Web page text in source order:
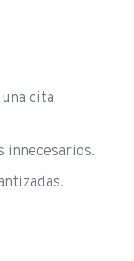
cita
innecesarios.